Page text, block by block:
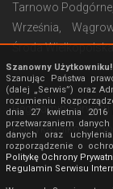
Tarnowo Podgórne
Września
Środa Wielkopolska
Regulamin Serwisu
Polityka Plików
Szanowny Użytkowniku!
Szanując Państwa
(dalej „Serwis”) oraz
rozumieniu
dnia 27 kwietnia
przetwarzaniem
danych oraz uchylenia
rozporządzenie o
Politykę Ochrony
Regulamin Serwisu